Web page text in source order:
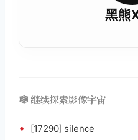
黑熊
🕸️ 继续探索影像宇宙
• [17290] silence